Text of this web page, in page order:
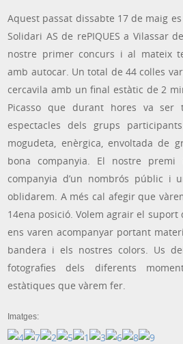
Aquest passat dissabte 17 de maig
Solidari AS de rePIQUES a Vilassar
nostre primer concurs i al mateix
amb autocar. Un total de 44 colles
cercavila amb un final estàtic de 2
Picasso que durant hores va ser
espectacles dels grups
mogudeta, enèrgica, envoltada de
bona companyia. El nostre
companyia d’un nombrós públic i
oblidarem. A més cal afegir que
14ena posició. Volem agrair el
ens varen acompanyar portant
bandera i els nostres colors. Us
fotografies dels diferents
estàtiques que vàrem fer.
Imatges: